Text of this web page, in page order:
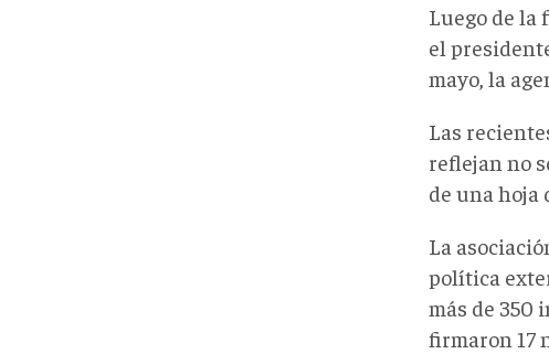
Luego de la
el
mayo, la
Las
reflejan no
de una hoja
La
política
más de 350
firmaron 17